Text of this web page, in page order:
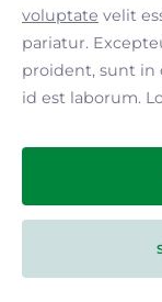
voluptate velit
pariatur.
proident, sunt in
id est laborum.